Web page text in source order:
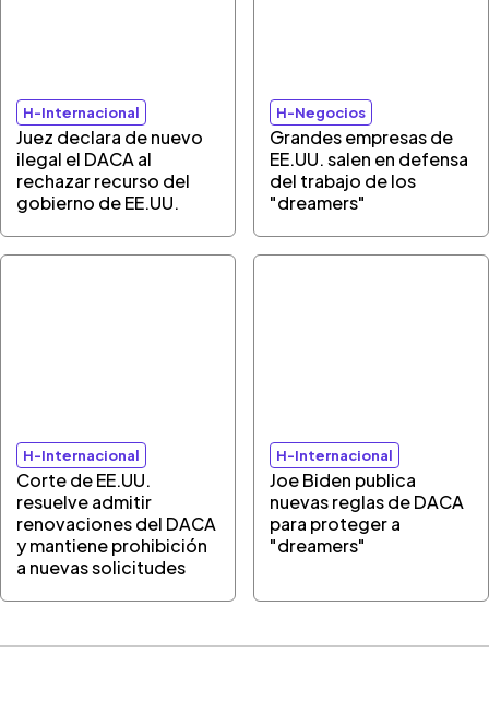
H-Internacional
Juez declara de nuevo
ilegal el DACA al
rechazar recurso del
gobierno de EE.UU.
H-Negocios
Grandes empresas de
EE.UU. salen en defensa
del trabajo de los
"dreamers"
H-Internacional
Corte de EE.UU.
resuelve admitir
renovaciones del DACA
y mantiene prohibición
a nuevas solicitudes
H-Internacional
Joe Biden publica
nuevas reglas de DACA
para proteger a
"dreamers"